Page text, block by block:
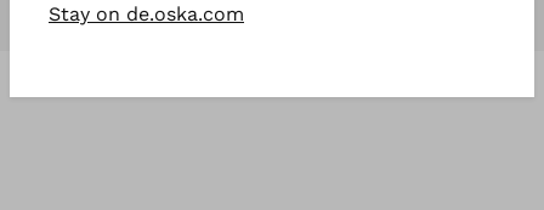
Stay on de.oska.com